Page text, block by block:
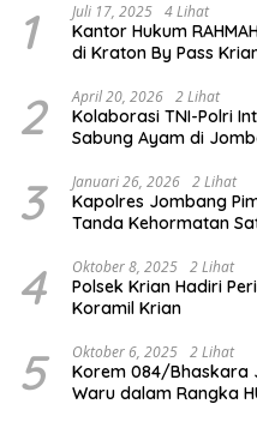
1 Juli 17, 2025 4 Lihat
Kantor Hukum
di Kraton By Pass
2 April 20, 2026 2 Lihat
Kolaborasi TNI-Polri
Sabung Ayam di
3 Januari 26, 2026 2 Lihat
Kapolres Jombang
Tanda Kehormatan
4 Oktober 8, 2025 2 Lihat
Polsek Krian Hadiri
Koramil Krian
5 Oktober 6, 2025 2 Lihat
Korem 084/Bhaskara